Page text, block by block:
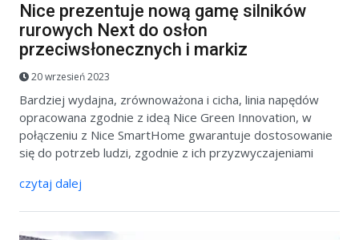
Nice prezentuje nową gamę silników
rurowych Next do osłon
przeciwsłonecznych i markiz
20 wrzesień 2023
Bardziej wydajna, zrównoważona i cicha, linia napędów
opracowana zgodnie z ideą Nice Green Innovation, w
połączeniu z Nice SmartHome gwarantuje dostosowanie
się do potrzeb ludzi, zgodnie z ich przyzwyczajeniami
czytaj dalej